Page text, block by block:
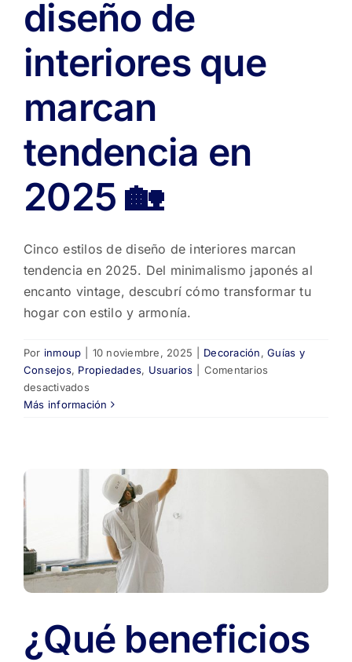
diseño de
interiores que
marcan
tendencia en
2025 🏡
Cinco estilos de diseño de interiores marcan
tendencia en 2025. Del minimalismo japonés al
encanto vintage, descubrí cómo transformar tu
hogar con estilo y armonía.
Por inmoup 10 noviembre, 2025 Decoración,Guías y
Consejos, Propiedades, Usuarios
Comentarios
desactivadosen
5
de
interiores
marcan
tendencia
en
2025
🏡
Más información
¿Qué beneficios